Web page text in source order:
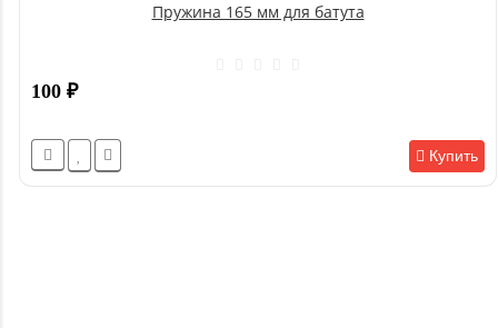
Пружина 165 мм для батута
100 ₽
Купить